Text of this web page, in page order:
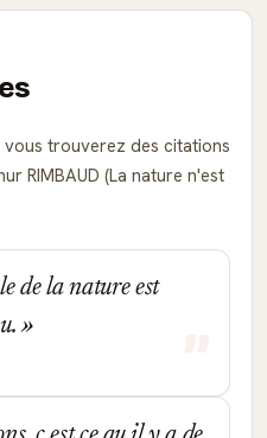
trouverez des citations
RIMBAUD (La nature n'est
de la nature est